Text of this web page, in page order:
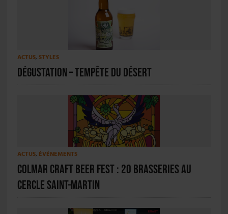
ACTUS, STYLES
Dégustation – Tempête du Désert
ACTUS, ÉVÉNEMENTS
Colmar Craft Beer Fest : 20 brasseries au
Cercle Saint-Martin